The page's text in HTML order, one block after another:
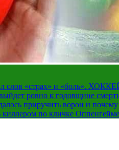
слов «страх» и «боль».
ровно к годовщине
приручить ворон и почему
по кличке